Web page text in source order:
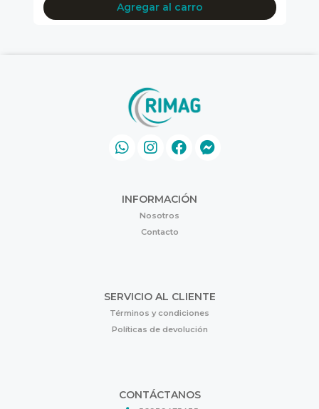
Agregar al carro
INFORMACIÓN
Nosotros
Contacto
SERVICIO AL CLIENTE
Términos y condiciones
Políticas de devolución
CONTÁCTANOS